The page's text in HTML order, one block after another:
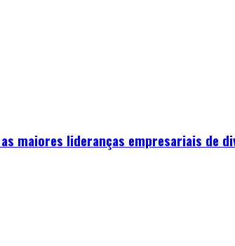
maiores lideranças empresariais de